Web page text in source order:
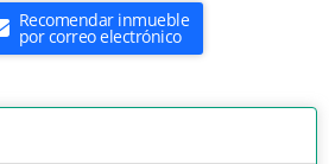
Recomendar inmueble
por correo electrónico